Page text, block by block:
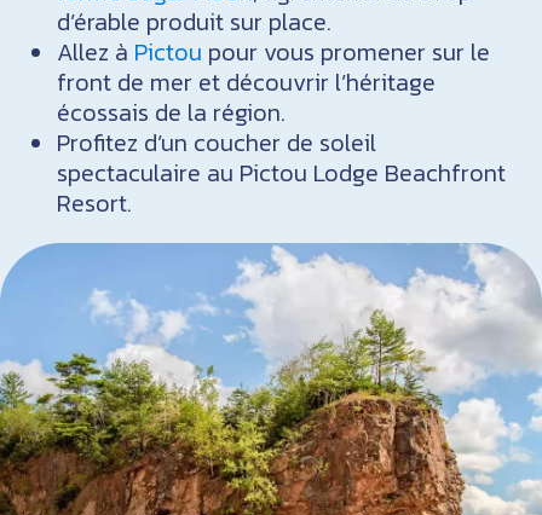
d’érable produit sur place.
Allez à Pictou pour vous promener sur le
front de mer et découvrir l’héritage
écossais de la région.
Profitez d’un coucher de soleil
spectaculaire au Pictou Lodge Beachfront
Resort.